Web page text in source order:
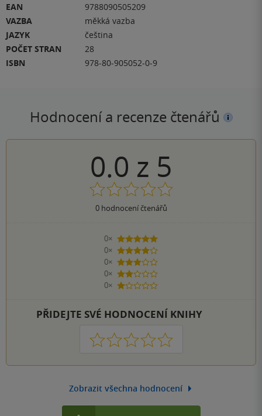
EAN
9788090505209
VAZBA
měkká vazba
JAZYK
čeština
POČET STRAN
28
ISBN
978-80-905052-0-9
Hodnocení a recenze čtenářů
0.0 z 5
0hodnocení čtenářů
0×
5 hvězdiček
0×
4 hvězdičky
0×
3 hvězdičky
0×
2 hvězdičky
0×
1 hvezdička
PŘIDEJTE SVÉ HODNOCENÍ KNIHY
1 2 3 4 5
Zobrazit všechna hodnocení